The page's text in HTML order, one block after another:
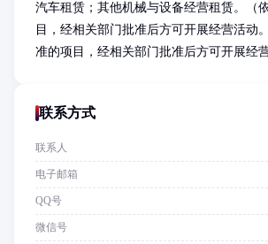
汽车租赁；其他机械与设备经营租赁。（
目，经相关部门批准后方可开展经营活动
准的项目，经相关部门批准后方可开展经
联系方式
联系人
电子邮箱
QQ号
微信号